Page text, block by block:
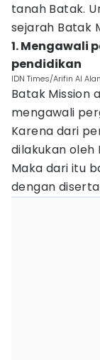
tanah Batak.
sejarah Batak
1. Mengawali
pendidikan
IDN Times/Arifin Al
Batak Mission
mengawali
Karena dari
dilakukan oleh
Maka dari itu
dengan